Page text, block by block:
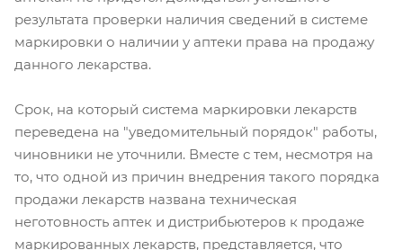
результата проверки наличия сведений в системе
маркировки о наличии у аптеки права на продажу
данного лекарства.
Срок, на который система маркировки лекарств
переведена на "уведомительный порядок" работы,
чиновники не уточнили. Вместе с тем, несмотря на
то, что одной из причин внедрения такого порядка
продажи лекарств названа техническая
неготовность аптек и дистрибьютеров к продаже
маркированных лекарств, представляется, что